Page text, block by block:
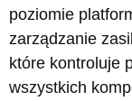
poziomie
zarządzanie
które kontroluje
wszystkich